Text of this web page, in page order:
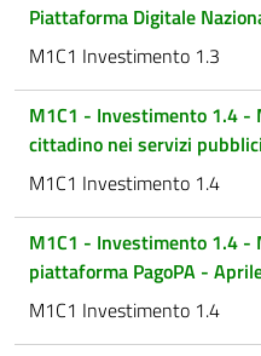
Piattaforma Digitale
M1C1 Investimento 1.3
M1C1 - Investimento 1.4 -
cittadino nei servizi pubblici
M1C1 Investimento 1.4
M1C1 - Investimento 1.4 -
piattaforma PagoPA -
M1C1 Investimento 1.4